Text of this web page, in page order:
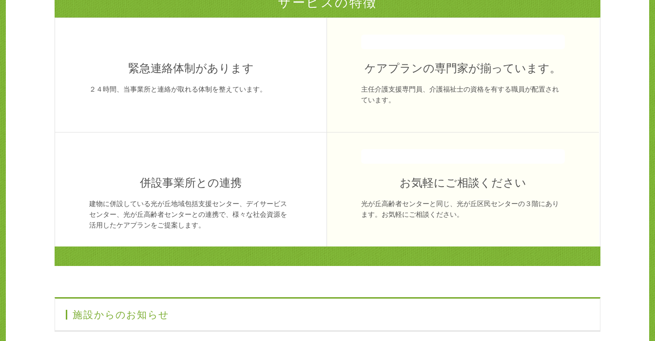
緊急連絡体制があります
２４時間、当事業所と連絡が取れる体制を整えています。
ケアプランの専門家が揃っています。
主任介護支援専門員、介護福祉士の資格を有する職員が配置され
ています。
併設事業所との連携
建物に併設している光が丘地域包括支援センター、デイサービス
センター、光が丘高齢者センターとの連携で、様々な社会資源を
活用したケアプランをご提案します。
お気軽にご相談ください
光が丘高齢者センターと同じ、光が丘区民センターの３階にあり
ます。お気軽にご相談ください。
施設からのお知らせ